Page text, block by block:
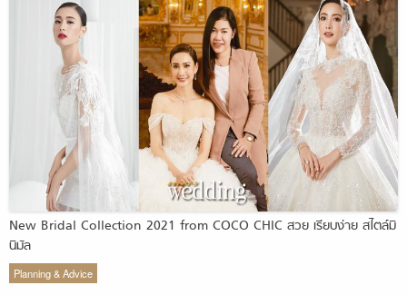
New Bridal Collection 2021 from COCO CHIC สวย เรียบง่าย สไตล์มิ
นิมัล
Planning & Advice